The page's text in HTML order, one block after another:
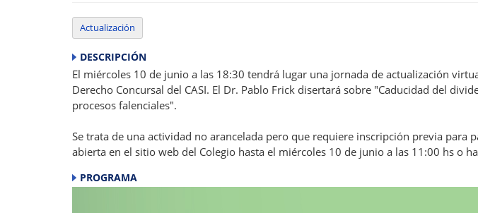
Actualización
DESCRIPCIÓN
El miércoles 10 de junio a las 18:30 tendrá lugar una jornada de actualización
Derecho Concursal del CASI. El Dr. Pablo Frick disertará sobre "Caducidad del
procesos falenciales".
Se trata de una actividad no arancelada pero que requiere inscripción previa para
abierta en el sitio web del Colegio hasta el miércoles 10 de junio a las 11:00 hs o
PROGRAMA